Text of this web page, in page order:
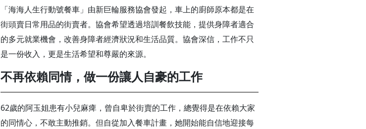
「海海人生行動號餐車」由新巨輪服務協會發起，車上的廚師原本都是在
街頭賣日常用品的街賣者。協會希望透過培訓餐飲技能，提供身障者適合
的多元就業機會，改善身障者經濟狀況和生活品質。協會深信，工作不只
是一份收入，更是生活希望和尊嚴的來源。
不再依賴同情，做一份讓人自豪的工作
62歲的阿玉姐患有小兒麻痺，曾自卑於街賣的工作，總覺得是在依賴大家
的同情心，不敢主動推銷。但自從加入餐車計畫，她開始能自信地迎接每